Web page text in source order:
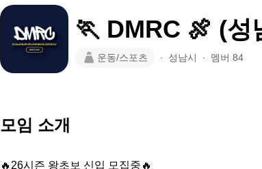
🏃 DMRC 🍖 (성
운동/스포츠 ∙ 성남시 ∙ 멤버 84
모임 소개
🔥26시즌 왕초보 신입 모집중🔥